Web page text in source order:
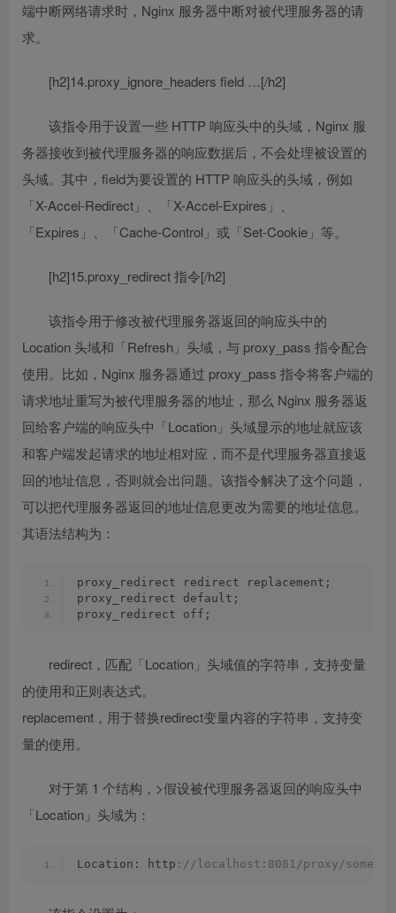
端中断网络请求时，Nginx 服务器中断对被代理服务器的请
求。
[h2]14.proxy_ignore_headers field …[/h2]
该指令用于设置一些 HTTP 响应头中的头域，Nginx 服
务器接收到被代理服务器的响应数据后，不会处理被设置的
头域。其中，field为要设置的 HTTP 响应头的头域，例如
「X-Accel-Redirect」、「X-Accel-Expires」、
「Expires」、「Cache-Control」或「Set-Cookie」等。
[h2]15.proxy_redirect 指令[/h2]
该指令用于修改被代理服务器返回的响应头中的
Location 头域和「Refresh」头域，与 proxy_pass 指令配合
使用。比如，Nginx 服务器通过 proxy_pass 指令将客户端的
请求地址重写为被代理服务器的地址，那么 Nginx 服务器返
回给客户端的响应头中「Location」头域显示的地址就应该
和客户端发起请求的地址相对应，而不是代理服务器直接返
回的地址信息，否则就会出问题。该指令解决了这个问题，
可以把代理服务器返回的地址信息更改为需要的地址信息。
其语法结构为：
proxy_redirect redirect replacement;
proxy_redirect default;
proxy_redirect off;
redirect，匹配「Location」头域值的字符串，支持变量
的使用和正则表达式。
replacement，用于替换redirect变量内容的字符串，支持变
量的使用。
对于第 1 个结构，>假设被代理服务器返回的响应头中
「Location」头域为：
Location: http ://localhost:8081/proxy/some/